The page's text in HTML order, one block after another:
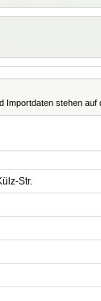
Importdaten stehen auf
Str.